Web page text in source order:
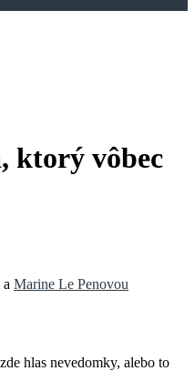
ktorý vôbec
a Marine Le Penovou
hlas nevedomky, alebo to